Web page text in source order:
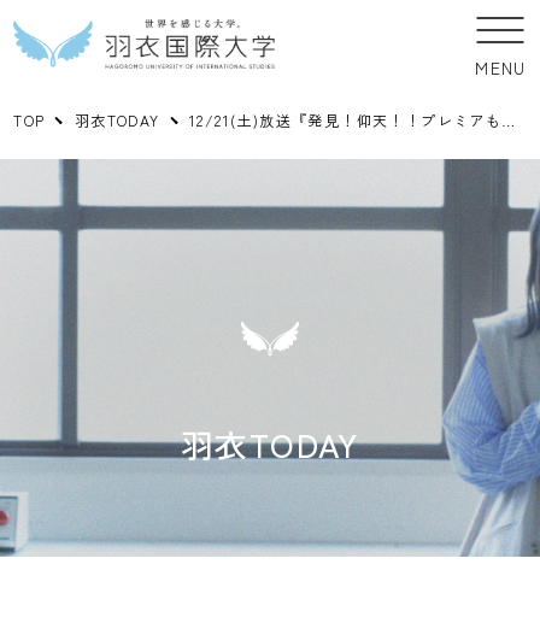
MENU
TOP 羽衣TODAY 12/21(土)放送『発見！仰天！！プレミアもん！！！ 土曜はダメよ！』に放送・メディア映像学科学生の作品が放送されました。
羽衣TODAY